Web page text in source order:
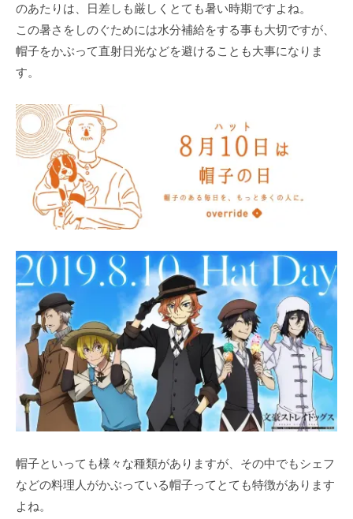
のあたりは、日差しも厳しくとても暑い時期ですよね。
この暑さをしのぐためには水分補給をする事も大切ですが、
帽子をかぶって直射日光などを避けることも大事になりま
す。
帽子といっても様々な種類がありますが、その中でもシェフ
などの料理人がかぶっている帽子ってとても特徴があります
よね。